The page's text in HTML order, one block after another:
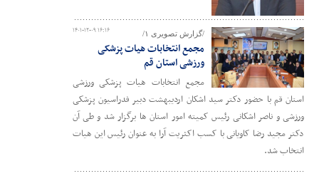
۱۴۰۱-۱۲-۰۹ ۱۶:۱۶ /گزارش تصویری ۱/
مجمع انتخابات هیات پزشکی
ورزشی استان قم
مجمع انتخابات هیات پزشکی ورزشی
استان قم با حضور دکتر سید اشکان اردیبهشت دبیر فدراسیون پزشکی
ورزشی و ناصر اشکانی رئیس کمیته امور استان ها برگزار شد و طی آن
دکتر مجید رضا کاویانی با کسب اکثریت آرا به عنوان رئیس این هیات
انتخاب شد.